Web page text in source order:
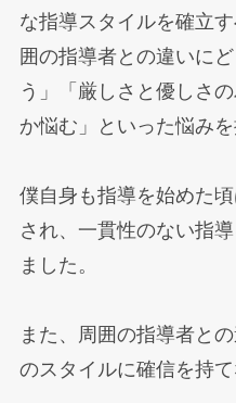
な指導スタイルを確立
囲の指導者との違いに
う」「厳しさと優しさ
か悩む」といった悩みを
僕自身も指導を始めた
され、一貫性のない指
ました。
また、周囲の指導者と
のスタイルに確信を持